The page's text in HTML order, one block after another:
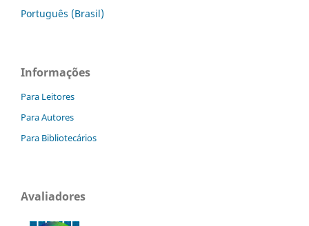
Português (Brasil)
Informações
Para Leitores
Para Autores
Para Bibliotecários
Avaliadores